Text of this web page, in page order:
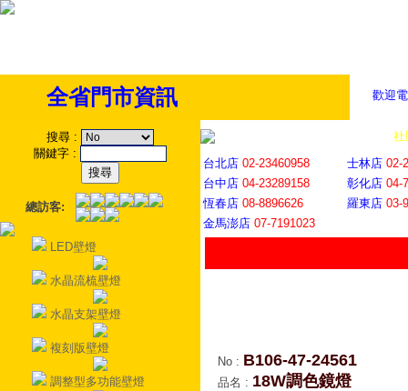
歡迎
全省門市資訊
搜尋 :
關鍵字 :
總訪客:
LED壁燈
水晶流梳壁燈
水晶支架壁燈
複刻版壁燈
調整型多功能壁燈
社
台北店 02-23460958 士林店 02-
台中店 04-23289158 彰化店 04-
恆春店 08-8896626 羅東店 03-
金馬澎店 07-7191023
No : B106-47-24561
品名 : 18W調色鏡燈